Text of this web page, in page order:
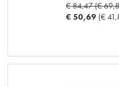
€ 84,47 (€
€ 50,69 (€